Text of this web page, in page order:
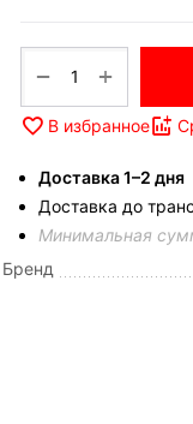
+
−
В избранное
Доставка 1–2 дня
Доставка до
Минимальная
Бренд